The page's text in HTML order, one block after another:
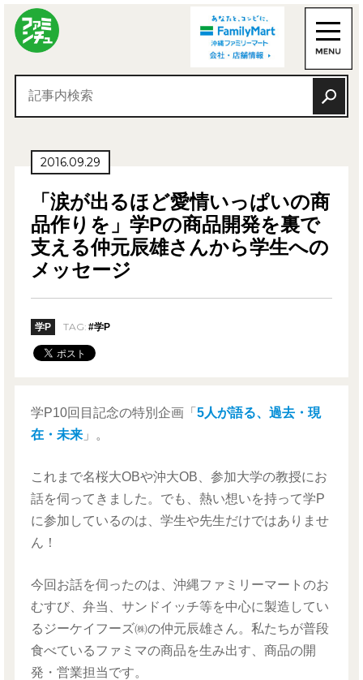
2016.09.29
「涙が出るほど愛情いっぱいの商
品作りを」学Pの商品開発を裏で
支える仲元辰雄さんから学生への
メッセージ
学P TAG: #学P
学P10回目記念の特別企画「5人が語る、過去・現
在・未来 」。
これまで名桜大OBや沖大OB、参加大学の教授にお
話を伺ってきました。でも、熱い想いを持って学P
に参加しているのは、学生や先生だけではありませ
ん！
今回お話を伺ったのは、沖縄ファミリーマートのお
むすび、弁当、サンドイッチ等を中心に製造してい
るジーケイフーズ㈱の仲元辰雄さん。私たちが普段
食べているファミマの商品を生み出す、商品の開
発・営業担当です。